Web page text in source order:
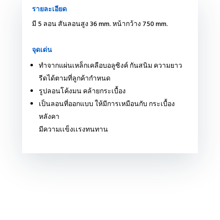
รายละเอียด
มี 5 ลอน สันลอนสูง 36 mm. หน้ากว้าง 750 mm.
จุดเด่น
ทำจากแผ่นเหล็กเคลือบอลูซิงค์ กันสนิม ความยาว
รีดได้ตามที่ลูกค้ากำหนด
รูปลอนโค้งมน คล้ายกระเบื้อง
เป็นลอนที่ออกแบบ ให้มีการเหมือนกับ กระเบื้อง
หลังคา
มีความเเข็งเเรงทนทาน